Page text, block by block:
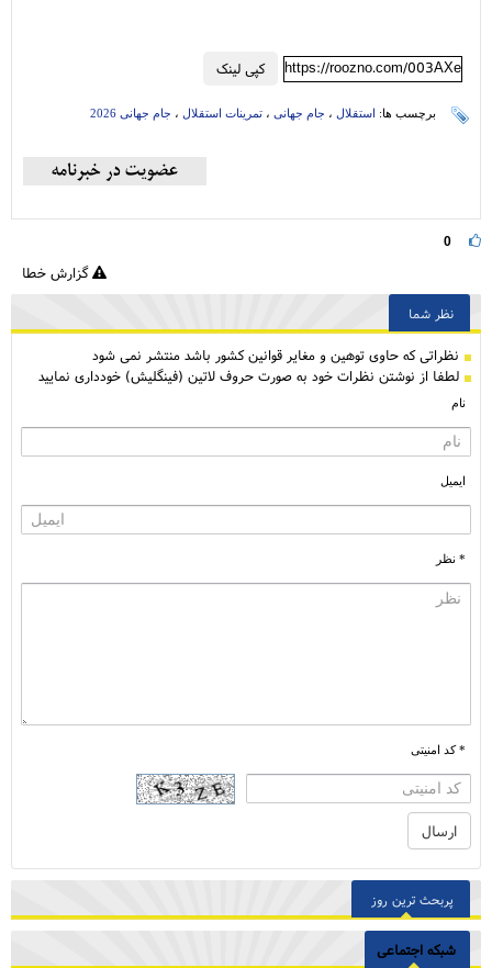
کپی لینک https://roozno.com/003AXe
برچسب ها: استقلال ، جام جهانی ، تمرینات استقلال ، جام جهانی 2026
0
گزارش خطا
نظر شما
نظراتی كه حاوی توهین و مغایر قوانین کشور باشد منتشر نمی شود
لطفا از نوشتن نظرات خود به صورت حروف لاتین (فینگلیش) خودداری نمایید
نام
ایمیل
* نظر
* کد امنیتی
پربحث ترین روز
شبکه اجتماعی